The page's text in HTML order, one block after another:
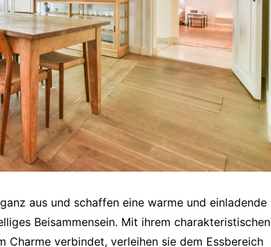
aus und schaffen eine warme und einladende
Beisammensein. Mit ihrem charakteristischen
verbindet, verleihen sie dem Essbereich